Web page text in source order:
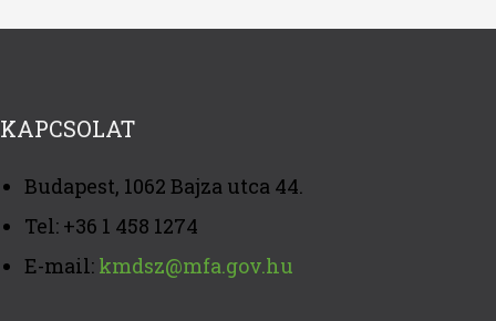
KAPCSOLAT
Budapest, 1062 Bajza utca 44.
Tel: +36 1 458 1274
E-mail: kmdsz@mfa.gov.hu